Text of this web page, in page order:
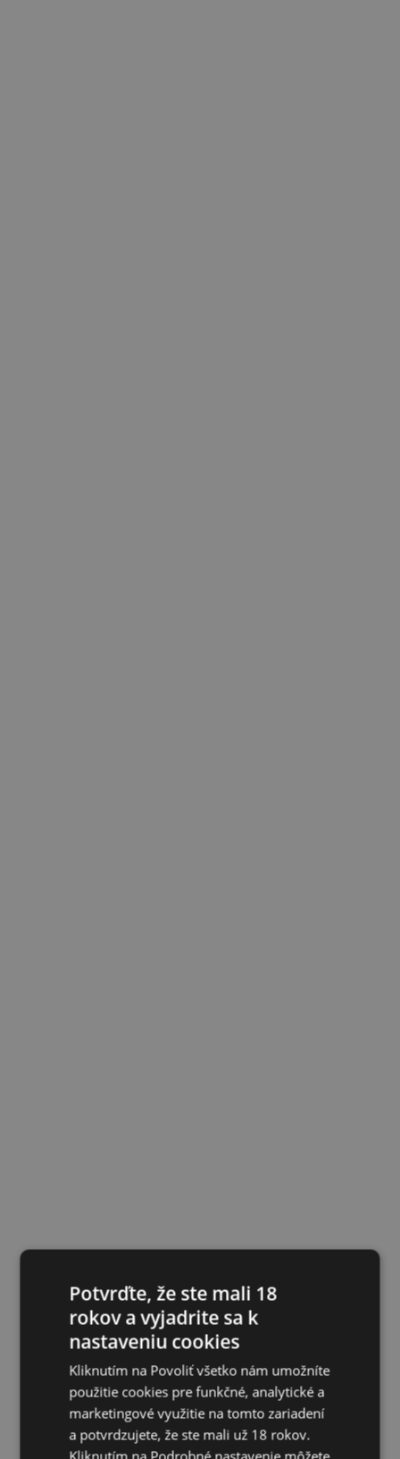
Potvrďte, že ste mali 18
rokov a vyjadrite sa k
nastaveniu cookies
Kliknutím na Povoliť všetko nám umožníte
použitie cookies pre funkčné, analytické a
marketingové využitie na tomto zariadení
a potvrdzujete, že ste mali už 18 rokov.